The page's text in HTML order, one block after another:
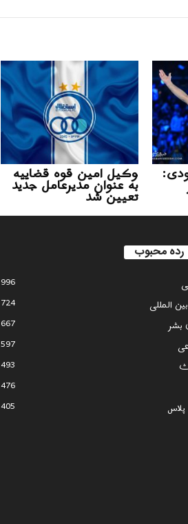
وکیل امین قوه قضاییه
به عنوان مدیرعامل جدید
تعیین شد
رده محبوب
996
المللی
724
بشر
667
597
493
476
405